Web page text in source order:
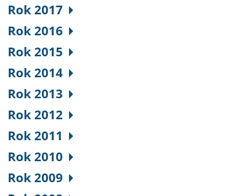
Rok 2017
Rok 2016
Rok 2015
Rok 2014
Rok 2013
Rok 2012
Rok 2011
Rok 2010
Rok 2009